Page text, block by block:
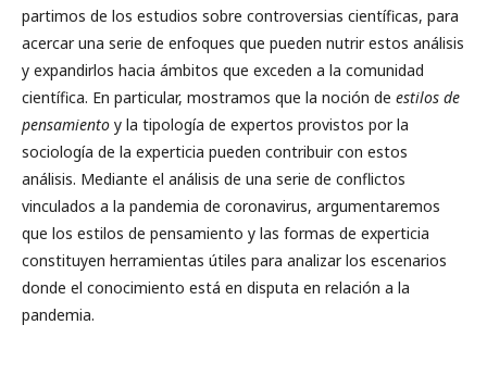
partimos de los estudios sobre controversias científicas, para
acercar una serie de enfoques que pueden nutrir estos análisis
y expandirlos hacia ámbitos que exceden a la comunidad
científica. En particular, mostramos que la noción de estilos de
pensamiento y la tipología de expertos provistos por la
sociología de la experticia pueden contribuir con estos
análisis. Mediante el análisis de una serie de conflictos
vinculados a la pandemia de coronavirus, argumentaremos
que los estilos de pensamiento y las formas de experticia
constituyen herramientas útiles para analizar los escenarios
donde el conocimiento está en disputa en relación a la
pandemia.